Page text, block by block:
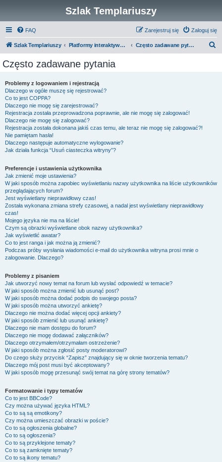
Szlak Templariuszy
FAQ Zaloguj się
Zarejestruj się
Szlak Templariuszy Platformy interaktywne Szlaku Templariuszy Często zadawane pytania
Często zadawane pytania
Problemy z logowaniem i rejestracją
Dlaczego w ogóle muszę się rejestrować?
Co to jest COPPA?
Dlaczego nie mogę się zarejestrować?
Rejestracja została przeprowadzona poprawnie, ale nie mogę się zalogować!
Dlaczego nie mogę się zalogować?
Rejestracja została dokonana jakiś czas temu, ale teraz nie mogę się zalogować?!
Nie pamiętam hasła!
Dlaczego następuje automatyczne wylogowanie?
Jak działa funkcja “Usuń ciasteczka witryny”?
Preferencje i ustawienia użytkownika
Jak zmienić moje ustawienia?
W jaki sposób można zapobiec wyświetlaniu nazwy użytkownika na liście użytkowników
przeglądających forum?
Jest wyświetlany nieprawidłowy czas!
Została wykonana zmiana strefy czasowej, a nadal jest wyświetlany nieprawidłowy
czas!
Mojego języka nie ma na liście!
Czym są obrazki wyświetlane obok nazwy użytkownika?
Jak wyświetlić awatar?
Co to jest ranga i jak można ją zmienić?
Podczas próby wysłania wiadomości e-mail do użytkownika witryna prosi mnie o
zalogowanie. Dlaczego?
Problemy z pisaniem
Jak utworzyć nowy temat na forum lub wysłać odpowiedź w temacie?
W jaki sposób można zmienić lub usunąć post?
W jaki sposób można dodać podpis do swojego posta?
W jaki sposób można utworzyć ankietę?
Dlaczego nie można dodać więcej opcji ankiety?
W jaki sposób zmienić lub usunąć ankietę?
Dlaczego nie mam dostępu do forum?
Dlaczego nie mogę dodawać załączników?
Dlaczego otrzymałem/otrzymałam ostrzeżenie?
W jaki sposób można zgłosić posty moderatorowi?
Do czego służy przycisk “Zapisz” znajdujący się w oknie tworzenia tematu?
Dlaczego mój post musi być akceptowany?
W jaki sposób mogę przesunąć swój temat na górę strony tematów?
Formatowanie i typy tematów
Co to jest BBCode?
Czy można używać języka HTML?
Co to są są emotikony?
Czy można umieszczać obrazki w poście?
Co to są ogłoszenia globalne?
Co to są ogłoszenia?
Co to są przyklejone tematy?
Co to są zamknięte tematy?
Co to są ikony tematu?